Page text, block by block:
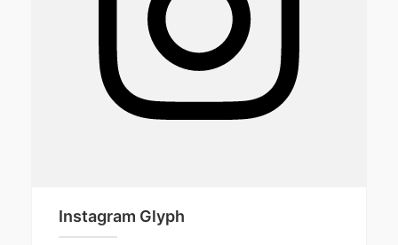
Instagram Glyph